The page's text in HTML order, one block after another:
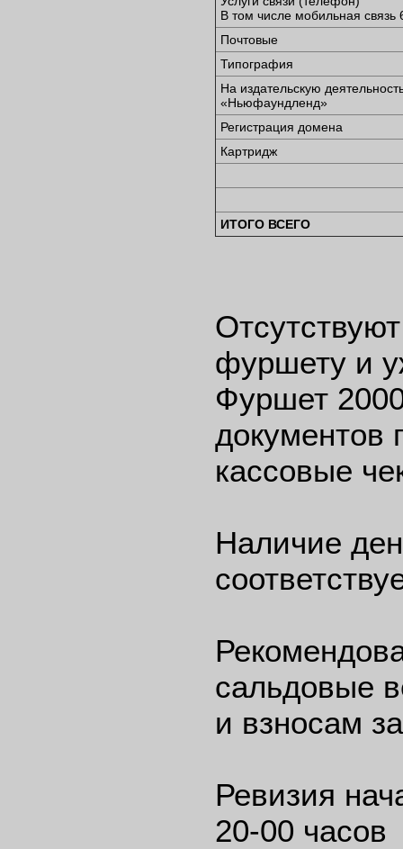
В том числе мобильная связь
Почтовые
Типография
На издательскую
«Ньюфаундленд»
Регистрация домена
Картридж
ИТОГО ВСЕГО
фуршету и
Фуршет
документов
кассовые
Наличие
сальдовые
и взносам
Ревизия
20-00 часов